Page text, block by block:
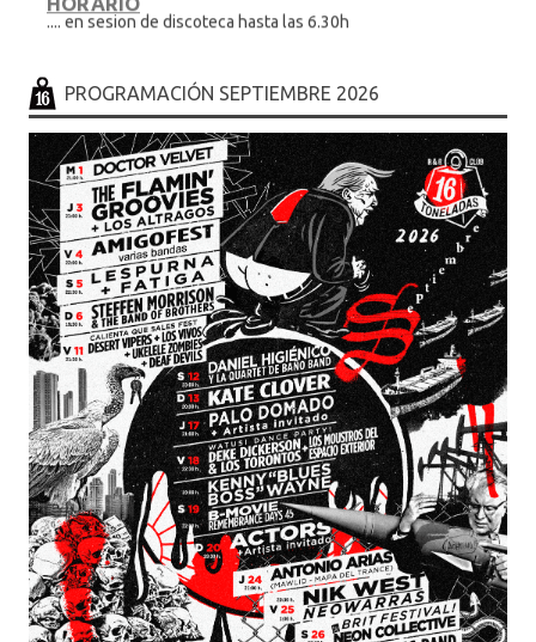
.... en sesion de discoteca hasta las 6.30h
PROGRAMACIÓN SEPTIEMBRE 2026